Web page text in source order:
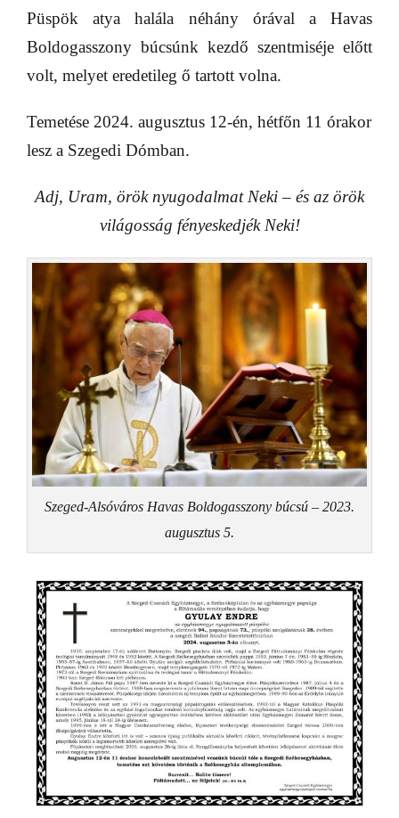
Püspök atya halála néhány órával a Havas
Boldogasszony búcsúnk kezdő szentmiséje előtt
volt, melyet eredetileg ő tartott volna.
Temetése 2024. augusztus 12-én, hétfőn 11 órakor
lesz a Szegedi Dómban.
Adj, Uram, örök nyugodalmat Neki – és az örök
világosság fényeskedjék Neki!
Szeged-Alsóváros Havas Boldogasszony búcsú – 2023.
augusztus 5.